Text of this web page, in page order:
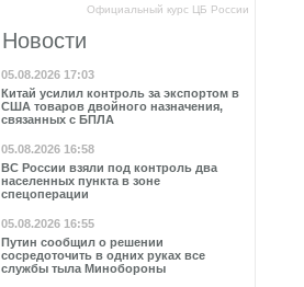
Официальный курс ЦБ России
Новости
05.08.2026 17:03
Китай усилил контроль за экспортом в
США товаров двойного назначения,
связанных с БПЛА
05.08.2026 16:58
ВС России взяли под контроль два
населенных пункта в зоне
спецоперации
05.08.2026 16:55
Путин сообщил о решении
сосредоточить в одних руках все
службы тыла Минобороны